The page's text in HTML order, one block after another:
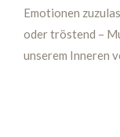
Emotionen
oder tröstend –
unserem Inneren